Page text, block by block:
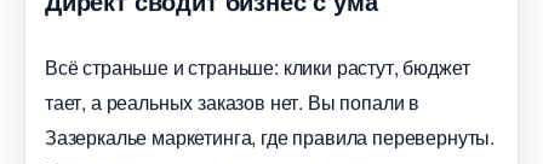
сё страньше и страньше: клики растут, бюджет
тает, а реальных заказов нет. Вы попали
Зазеркалье маркетинга, где правила перевернуты.